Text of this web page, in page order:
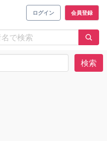
ログイン 会員登録
検索